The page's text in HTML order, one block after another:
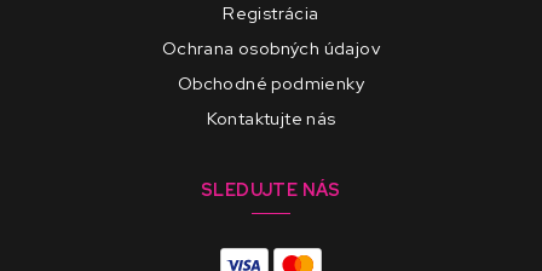
Registrácia
Ochrana osobných údajov
Obchodné podmienky
Kontaktujte nás
SLEDUJTE NÁS